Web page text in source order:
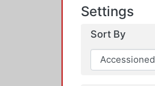
Settings
Sort By